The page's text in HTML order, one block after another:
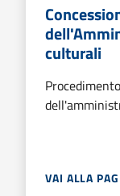
culturali
VAI ALLA